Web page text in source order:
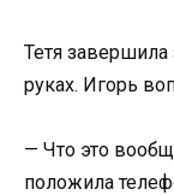
Тетя
руках. Игорь
— Что это
положила